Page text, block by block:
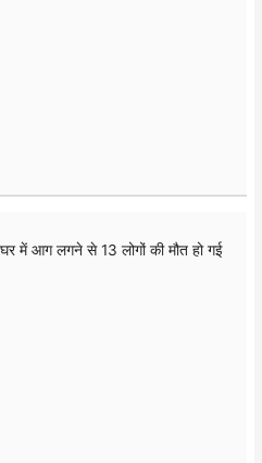
में आग लगने से 13 लोगों की मौत हो गई